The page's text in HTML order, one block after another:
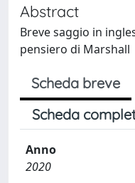
Abstract
Breve saggio in
pensiero di Marshall
Scheda breve
Scheda
Anno
2020